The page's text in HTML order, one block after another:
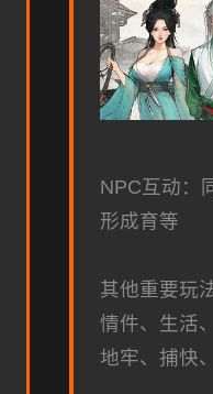
NPC互动：
形成育等
其他重要玩
情件、生活
地牢、捕快